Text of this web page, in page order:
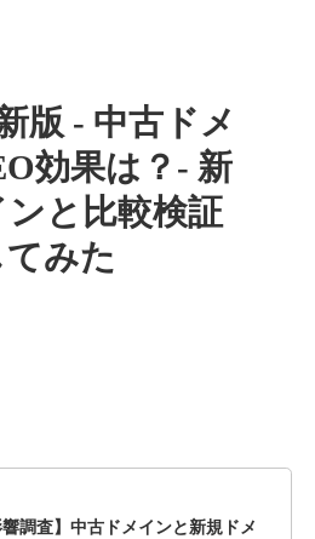
詳細を見る
963 ドメイン年齢
版 - 中古ドメ
効果は？- 新
と比較検証
てみた
調査】中古ドメインと新規ドメ